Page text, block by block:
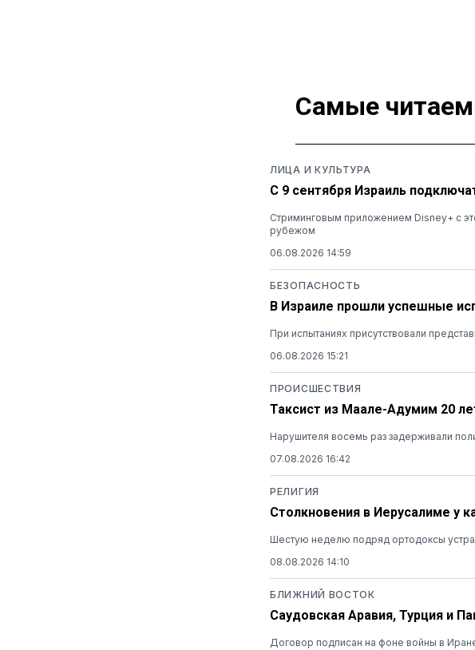
Самые
ЛИЦА И КУЛЬТУРА
С 9 сентября Израиль
Стриминговым приложением Disney+ с
рубежом
06.08.2026 14:59
БЕЗОПАСНОСТЬ
В Израиле прошли успешные
При испытаниях присутствовали
06.08.2026 15:21
ПРОИСШЕСТВИЯ
Таксист из Маале-Адумим 20
Нарушителя восемь раз задерживали
07.08.2026 16:42
РЕЛИГИЯ
Столкновения в Иерусалиме у
Шестую неделю подряд ортодоксы
08.08.2026 14:10
БЛИЖНИЙ ВОСТОК
Саудовская Аравия, Турция и
Договор подписан на фоне войны в